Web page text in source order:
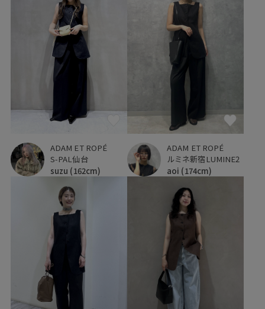
ADAM ET ROPÉ
S-PAL仙台
suzu (162cm)
ADAM ET ROPÉ
ルミネ新宿LUMINE2
aoi (174cm)